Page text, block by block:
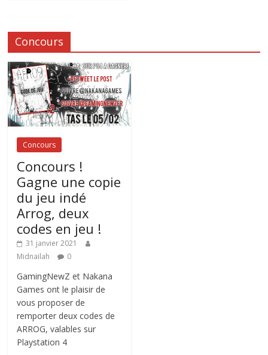
Concours
Concours
Concours !
Gagne une copie
du jeu indé
Arrog, deux
codes en jeu !
31 janvier 2021
Midnailah
0
GamingNewZ et Nakana
Games ont le plaisir de
vous proposer de
remporter deux codes de
ARROG, valables sur
Playstation 4